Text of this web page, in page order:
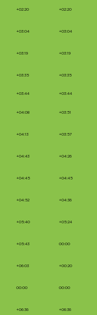
+02:20 +02:20
+03:04 +03:04
+03:19 +03:19
+03:35 +03:35
+03:44 +03:44
+04:08 +03:51
+04:13 +03:57
+04:43 +04:26
+04:45 +04:45
+04:52 +04:36
+05:40 +05:24
+05:43 00:00
+06:03 +00:20
00:00 00:00
+06:36 +06:36